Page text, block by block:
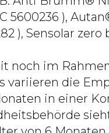
),
), Sensolar zero
noch im
variieren die
in einer